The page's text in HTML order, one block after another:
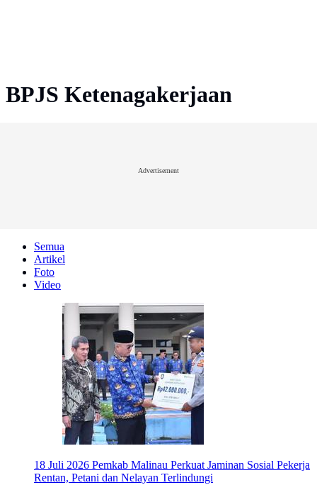
BPJS Ketenagakerjaan
Advertisement
Semua
Artikel
Foto
Video
18 Juli 2026 Pemkab Malinau Perkuat Jaminan Sosial Pekerja
Rentan, Petani dan Nelayan Terlindungi